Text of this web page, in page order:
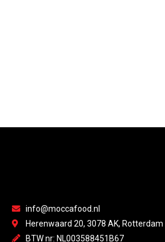
info@moccafood.nl
Herenwaard 20, 3078 AK, Rotterdam
BTW nr: NL003588451B67